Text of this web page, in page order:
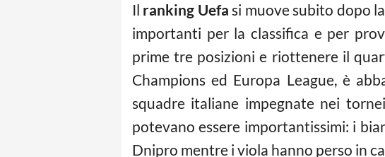
Il ranking Uefa si muove subito dopo
importanti per la classifica e per
prime tre posizioni e riottenere il
Champions ed Europa League, è
squadre italiane impegnate nei
potevano essere importantissimi: i
Dnipro mentre i viola hanno perso in